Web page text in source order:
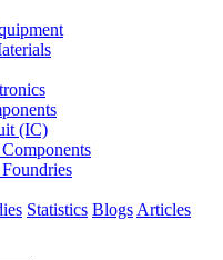
(IC)
Statistics Blogs Articles